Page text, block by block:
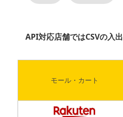
API対応店舗ではCSVの入
モール・カート